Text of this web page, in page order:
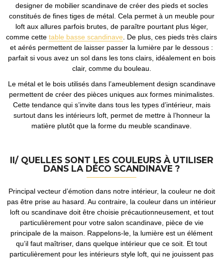
designer de mobilier scandinave de créer des pieds et socles
constitués de fines tiges de métal. Cela permet à un meuble pour
loft aux allures parfois brutes, de paraître pourtant plus léger,
comme cette table basse scandinave . De plus, ces pieds très clairs
et aérés permettent de laisser passer la lumière par le dessous :
parfait si vous avez un sol dans les tons clairs, idéalement en bois
clair, comme du bouleau.
Le métal et le bois utilisés dans l’ameublement design scandinave
permettent de créer des pièces uniques aux formes minimalistes.
Cette tendance qui s’invite dans tous les types d’intérieur, mais
surtout dans les intérieurs loft, permet de mettre à l’honneur la
matière plutôt que la forme du meuble scandinave.
II/ QUELLES SONT LES COULEURS À UTILISER
DANS LA DÉCO SCANDINAVE ?
Principal vecteur d’émotion dans notre intérieur, la couleur ne doit
pas être prise au hasard. Au contraire, la couleur dans un intérieur
loft ou scandinave doit être choisie précautionneusement, et tout
particulièrement pour votre salon scandinave, pièce de vie
principale de la maison. Rappelons-le, la lumière est un élément
qu’il faut maîtriser, dans quelque intérieur que ce soit. Et tout
particulièrement pour les intérieurs style loft, qui ne jouissent pas